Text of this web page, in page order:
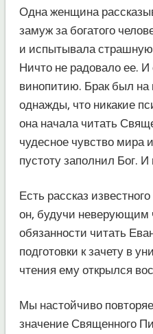
Одна женщина
замуж за богатого
и испытывала страшную
Ничто не радовало ее. И
винопитию. Брак был на
однажды, что никакие
она начала читать
чудесное чувство мира
пустоту заполнил Бог.
Есть рассказ
он, будучи неверующим
обязанности читать
подготовки к зачету в
чтения ему открылся
Мы настойчиво
значение Священного